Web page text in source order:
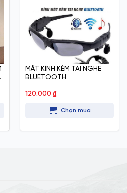
MẮT KÍNH KÈM TAI NGHE
BLUETOOTH
120.000 ₫
Chọn mua